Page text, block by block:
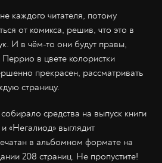
каждого читателя, потому
от комикса, решив, что это в
И в чём-то они будут правы,
в цвете колористки
прекрасен, рассматривать
страницу.
средства на выпуск книги
«Негалиод» выглядит
в альбомном формате на
208 страниц. Не пропустите!